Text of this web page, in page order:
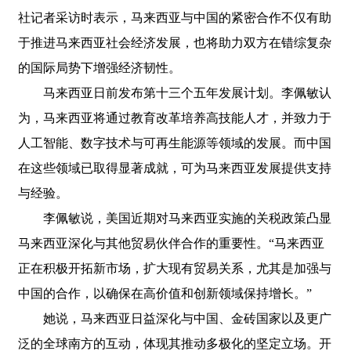
社记者采访时表示，马来西亚与中国的紧密合作不仅有助
于推进马来西亚社会经济发展，也将助力双方在错综复杂
的国际局势下增强经济韧性。
马来西亚日前发布第十三个五年发展计划。李佩敏认
为，马来西亚将通过教育改革培养高技能人才，并致力于
人工智能、数字技术与可再生能源等领域的发展。而中国
在这些领域已取得显著成就，可为马来西亚发展提供支持
与经验。
李佩敏说，美国近期对马来西亚实施的关税政策凸显
马来西亚深化与其他贸易伙伴合作的重要性。“马来西亚
正在积极开拓新市场，扩大现有贸易关系，尤其是加强与
中国的合作，以确保在高价值和创新领域保持增长。”
她说，马来西亚日益深化与中国、金砖国家以及更广
泛的全球南方的互动，体现其推动多极化的坚定立场。开